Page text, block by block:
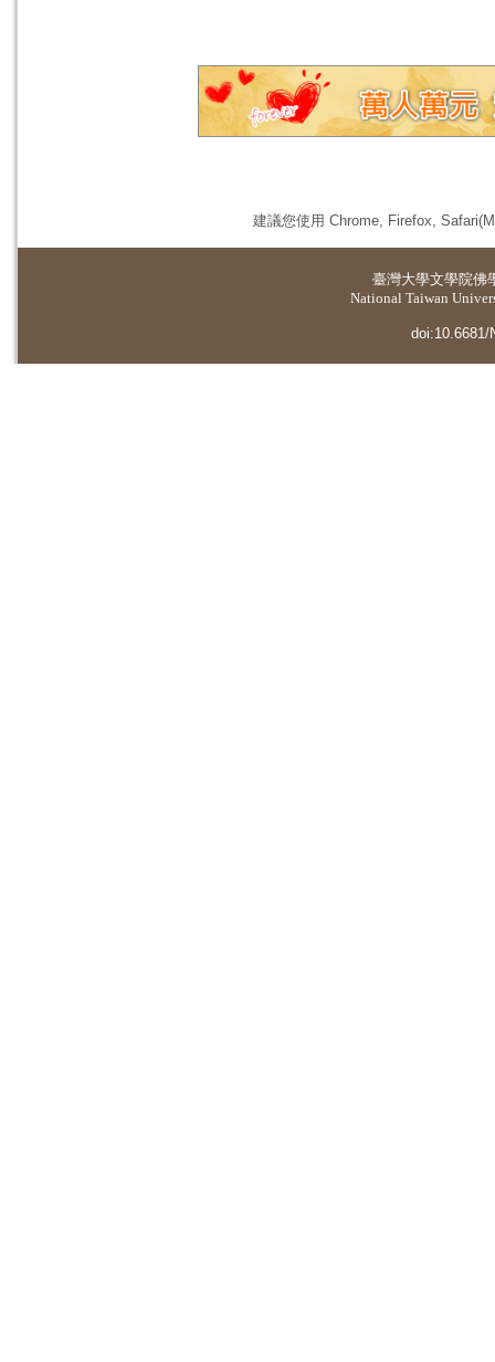
建議您使用 Chrome, Firefox,
臺灣大學文學院佛
National Taiwan
doi:10.6681/